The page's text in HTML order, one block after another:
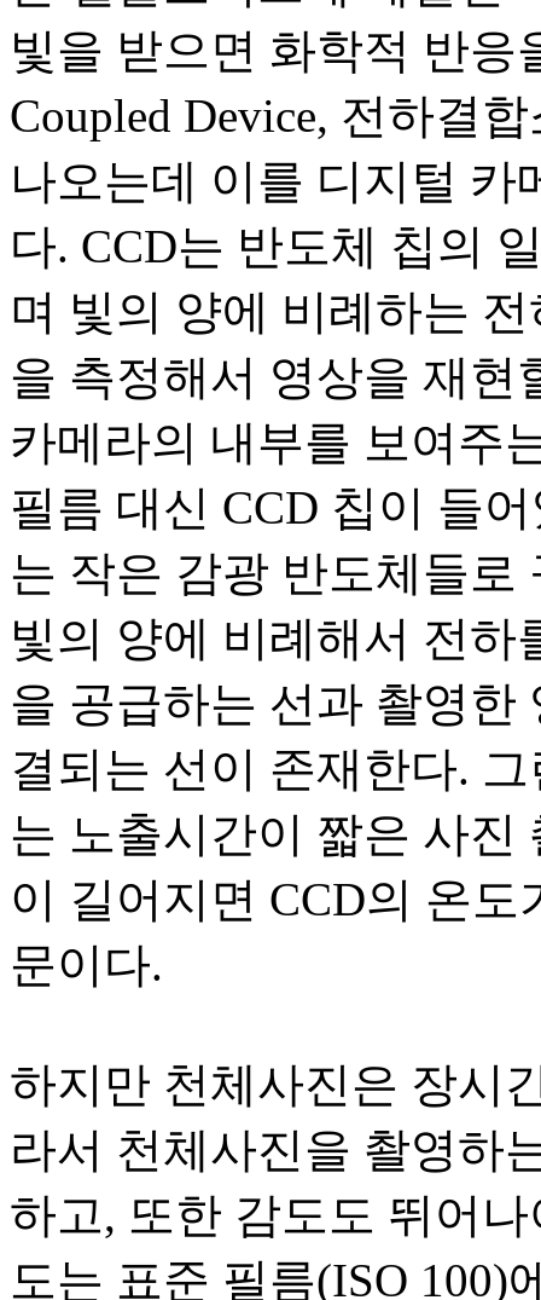
빛을 받으면 화학적 반응
Coupled Device, 전하결
나오는데 이를 디지털 카
다. CCD는 반도체 칩의
며 빛의 양에 비례하는
을 측정해서 영상을 재현
카메라의 내부를 보여주
필름 대신 CCD 칩이 들
는 작은 감광 반도체들로
빛의 양에 비례해서 전하
을 공급하는 선과 촬영한
결되는 선이 존재한다.
는 노출시간이 짧은 사진
이 길어지면 CCD의 온
문이다.
하지만 천체사진은 장시
라서 천체사진을 촬영하
하고, 또한 감도도 뛰어
도는 표준 필름(ISO 100)